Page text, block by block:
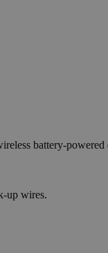
battery-powered
up wires.